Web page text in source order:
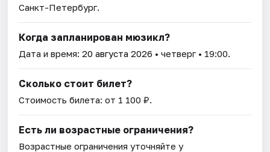
Санкт-Петербург.
Когда запланирован мюзикл?
Дата и время:20 августа 2026 • четверг • 19:00.
Сколько стоит билет?
Стоимость билета: от 1 100 ₽.
Есть ли возрастные ограничения?
Возрастные ограничения уточняйте у